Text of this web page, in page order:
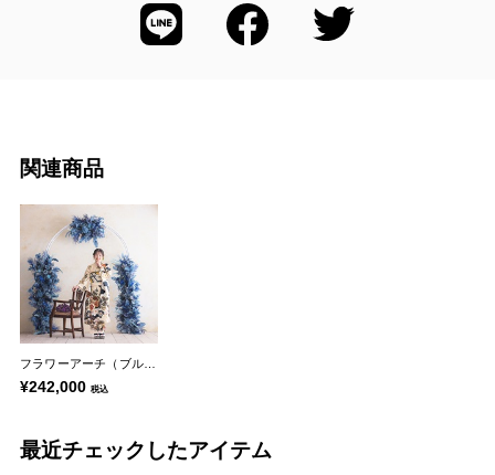
関連商品
¥242,000 税込
最近チェックしたアイテム